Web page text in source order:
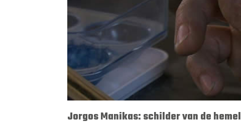
Jorgos Manikas: schilder van de hemel